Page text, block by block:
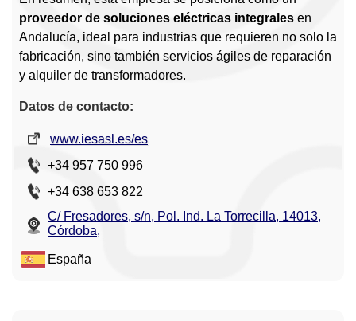
proveedor de soluciones eléctricas integrales en
Andalucía, ideal para industrias que requieren no solo la
fabricación, sino también servicios ágiles de reparación
y alquiler de transformadores.
Datos de contacto:
www.iesasl.es/es
+34 957 750 996
+34 638 653 822
C/ Fresadores, s/n, Pol. Ind. La Torrecilla, 14013,
Córdoba,
España